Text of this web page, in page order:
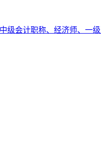
会计职称、经济师、一